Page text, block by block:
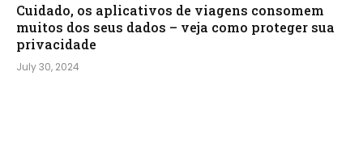
Cuidado, os aplicativos de viagens consomem
muitos dos seus dados – veja como proteger sua
privacidade
July 30, 2024